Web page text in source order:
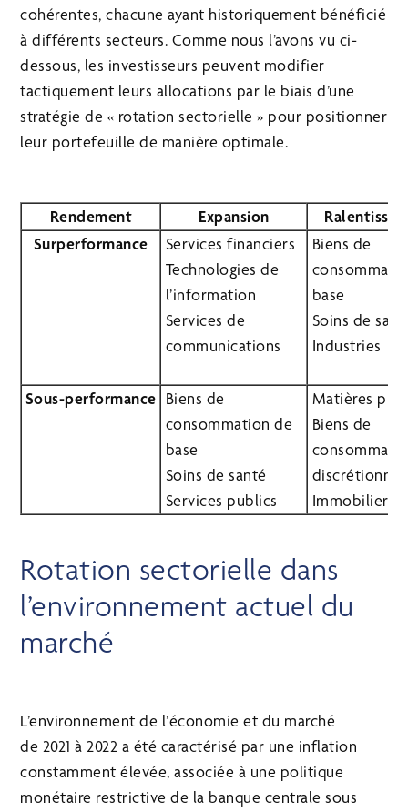
cohérentes, chacune ayant historiquement bénéficié
à différents secteurs. Comme nous l’avons vu ci-
dessous, les investisseurs peuvent modifier
tactiquement leurs allocations par le biais d’une
stratégie de « rotation sectorielle » pour positionner
leur portefeuille de manière optimale.
Rendement Expansion
Surperformance
Services financiers
Technologies de
l’information
Services de
communications
Biens de
base
Soins de
Industries
Sous-performance Biens de
consommation de
base
Soins de santé
Services publics
Matières
Biens de
Immobilier
Rotation sectorielle dans
l’environnement actuel du
marché
L’environnement de l’économie et du marché
de 2021 à 2022 a été caractérisé par une inflation
constamment élevée, associée à une politique
monétaire restrictive de la banque centrale sous